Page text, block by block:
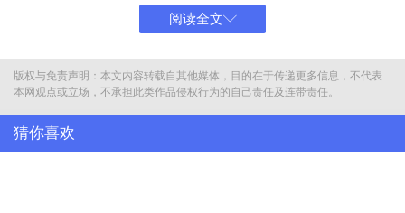
紧接着，何赛飞又询问斯琴高娃的感受，刘晓庆表示把斯琴高娃气得
阅读全文
版权与免责声明：本文内容转载自其他媒体，目的在于传递更多信息，不代表
本网观点或立场，不承担此类作品侵权行为的自己责任及连带责任。
猜你喜欢